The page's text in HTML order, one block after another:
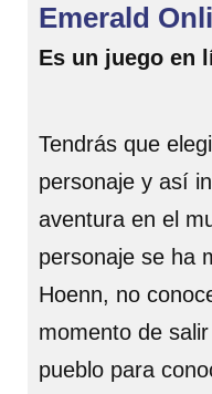
Emerald
Es un juego en
Tendrás que
personaje y así
aventura en el
personaje se ha
Hoenn, no
momento de
pueblo para